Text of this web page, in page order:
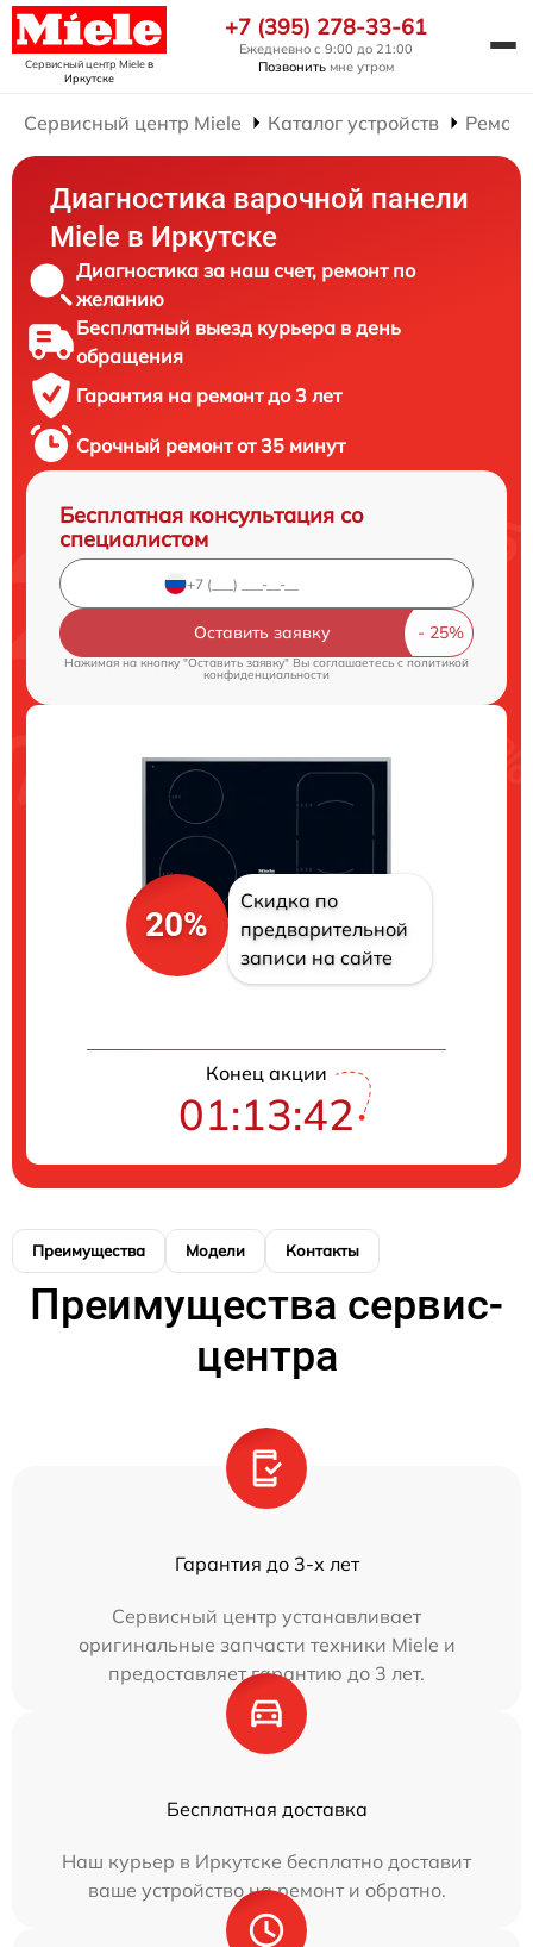
Сервисный центр Mieleв
Иркутске
+7 (395) 278-33-61
Ежедневно с 9:00 до 21:00
Позвонить мне утром
Сервисный центр Miele Каталог устройств
Диагностика варочной панели
Miele в Иркутске
Диагностика за наш счет, ремонт по
желанию
Бесплатный выезд курьера в день
обращения
Гарантия на ремонт до 3 лет
Срочный ремонт от 35 минут
Бесплатная консультация со
специалистом
Оставить заявку
Нажимая на кнопку "Оставить заявку" Вы соглашаетесь cполитикой
конфиденциальности
20%
Скидка по
предварительной
записи на сайте
Конец акции
01:13:42
Преимущества Модели Контакты
Преимущества сервис-
центра
Гарантия до 3-х лет
Сервисный центр устанавливает
оригинальные запчасти техники Miele и
предоставляет гарантию до 3 лет.
Бесплатная доставка
Наш курьер в Иркутске бесплатно доставит
ваше устройство на ремонт и обратно.